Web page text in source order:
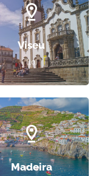
Viseu
(10)
Madeira